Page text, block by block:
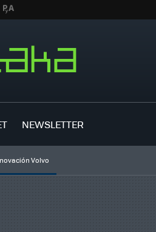
NEWSLETTER
Volvo